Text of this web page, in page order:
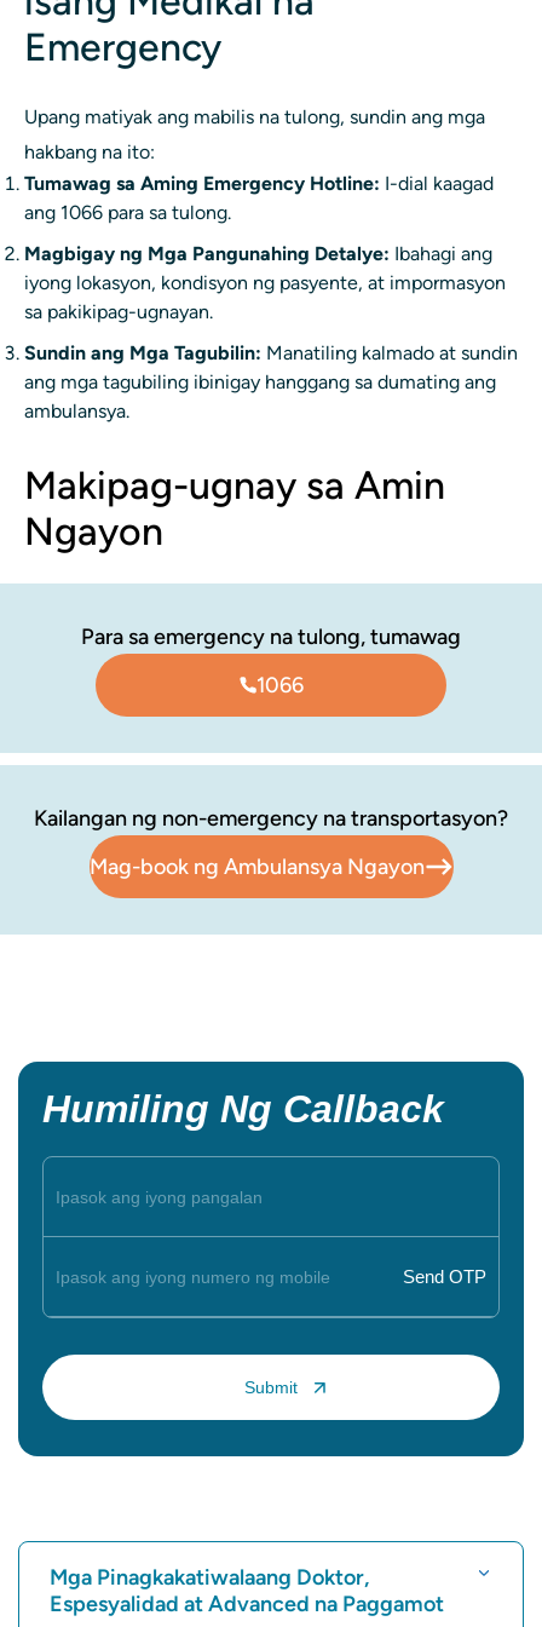
Emergency
Upang matiyak ang mabilis na tulong, sundin ang mga
hakbang na ito:
Tumawag sa Aming Emergency Hotline: I-dial kaagad
ang 1066 para sa tulong.
Magbigay ng Mga Pangunahing Detalye: Ibahagi ang
iyong lokasyon, kondisyon ng pasyente, at impormasyon
sa pakikipag-ugnayan.
Sundin ang Mga Tagubilin: Manatiling kalmado at sundin
ang mga tagubiling ibinigay hanggang sa dumating ang
ambulansya.
Makipag-ugnay sa Amin
Ngayon
Para sa emergency na tulong, tumawag
1066
Kailangan ng non-emergency na transportasyon?
Mag-book ng Ambulansya Ngayon
Humiling Ng Callback
Mga Pinagkakatiwalaang Doktor,
Espesyalidad at Advanced na Paggamot